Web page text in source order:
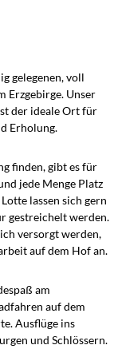
gelegenen, voll
Erzgebirge. Unser
der ideale Ort für
Erholung.
finden, gibt es für
jede Menge Platz
lassen sich gern
gestreichelt werden.
versorgt werden,
auf dem Hof an.
am
auf dem
Ausflüge ins
und Schlössern.